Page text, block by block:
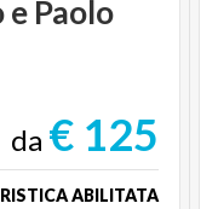
e Paolo
da € 125
ABILITATA